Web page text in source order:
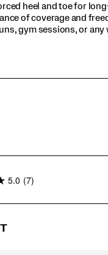
heel and toe for
of coverage and
gym sessions, or
5.0 (7)